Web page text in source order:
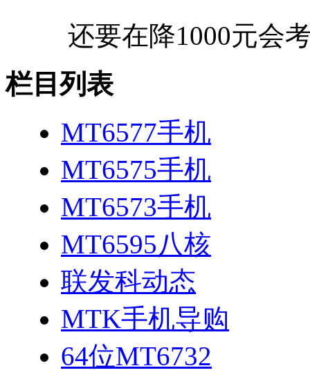
还要在降1000元会
栏目列表
MT6577手机
MT6575手机
MT6573手机
MT6595八核
联发科动态
MTK手机导购
64位MT6732